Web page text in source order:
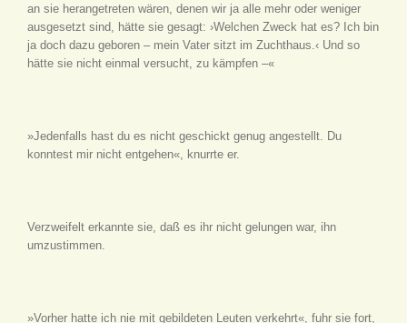
an sie herangetreten wären, denen wir ja alle mehr oder weniger
ausgesetzt sind, hätte sie gesagt: ›Welchen Zweck hat es? Ich bin
ja doch dazu geboren – mein Vater sitzt im Zuchthaus.‹ Und so
hätte sie nicht einmal versucht, zu kämpfen –«
»Jedenfalls hast du es nicht geschickt genug angestellt. Du
konntest mir nicht entgehen«, knurrte er.
Verzweifelt erkannte sie, daß es ihr nicht gelungen war, ihn
umzustimmen.
»Vorher hatte ich nie mit gebildeten Leuten verkehrt«, fuhr sie fort,